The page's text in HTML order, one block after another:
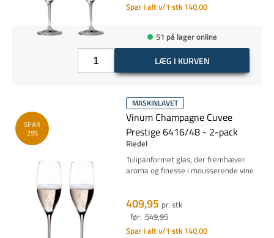
Spar i alt v/1 stk 140,00
51 på lager online
LÆG I KURVEN
SPAR
25%
MASKINLAVET
Vinum Champagne Cuvee
Prestige 6416/48 - 2-pack
Riedel
Tulipanformet glas, der fremhæver
aroma og finesse i mousserende vine
409,95 pr. stk
før: 549,95
Spar i alt v/1 stk 140,00